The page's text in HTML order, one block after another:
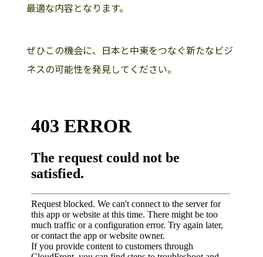
最適な内容となります。
ぜひこの機会に、日本と中東をつなぐ新たなビジ
ネスの可能性を発見してください。